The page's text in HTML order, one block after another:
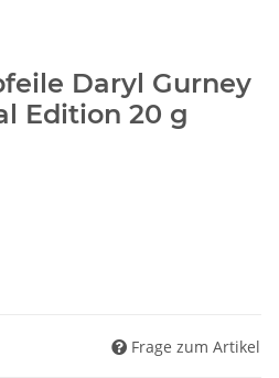
Daryl Gurney
Edition 20 g
Frage zum Artikel